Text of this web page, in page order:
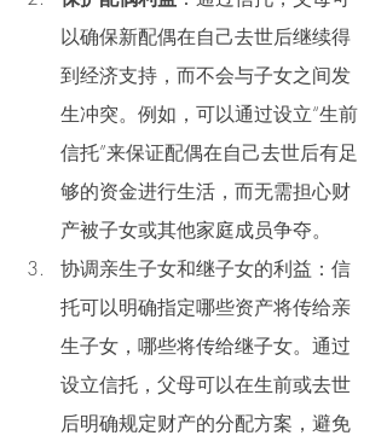
以确保新配偶在自己去世后继续得
到经济支持，而不会与子女之间发
生冲突。例如，可以通过设立“生前
信托”来保证配偶在自己去世后有足
够的资金进行生活，而无需担心财
产被子女或其他家庭成员争夺。
协调亲生子女和继子女的利益：信
托可以明确指定哪些资产将传给亲
生子女，哪些将传给继子女。通过
设立信托，父母可以在生前或去世
后明确规定财产的分配方案，避免